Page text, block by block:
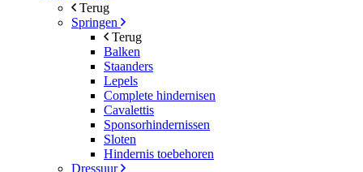
Terug
Springen
Terug
Balken
Staanders
Lepels
Complete hindernisen
Cavalettis
Sponsorhindernissen
Sloten
Hindernis toebehoren
Dressuur